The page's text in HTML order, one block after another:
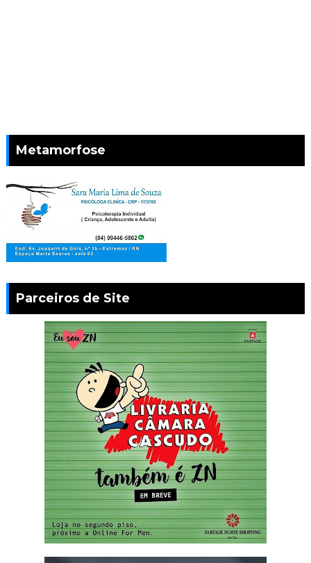
Metamorfose
Parceiros de Site